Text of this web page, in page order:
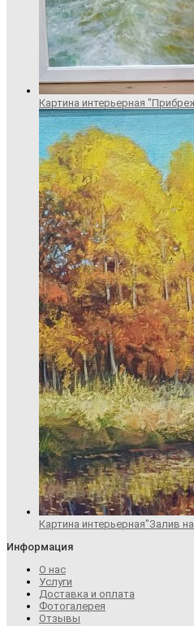
Картина интерьерная
Картина интерьерная"Залив
Информация
О нас
Услуги
Доставка и оплата
Фотогалерея
Отзывы